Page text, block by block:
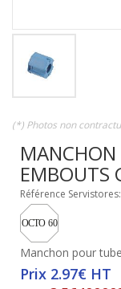
(*) Photos non
MANCHON
EMBOUTS
Référence Servistores:
Manchon pour
Prix 2.97€ HT